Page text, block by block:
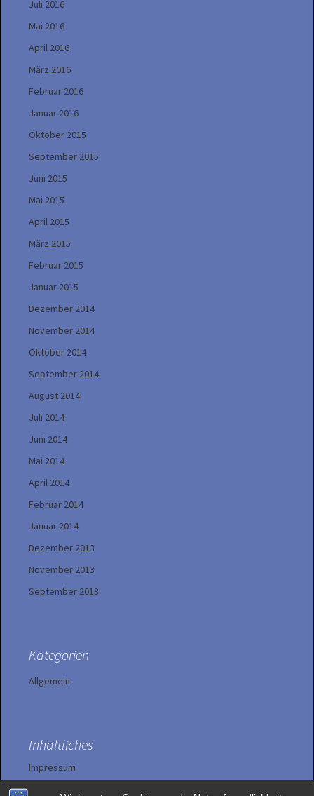
Juli 2016
Mai 2016
April 2016
März 2016
Februar 2016
Januar 2016
Oktober 2015
September 2015
Juni 2015
Mai 2015
April 2015
März 2015
Februar 2015
Januar 2015
Dezember 2014
November 2014
Oktober 2014
September 2014
August 2014
Juli 2014
Juni 2014
Mai 2014
April 2014
Februar 2014
Januar 2014
Dezember 2013
November 2013
September 2013
Kategorien
Allgemein
Inhaltliches
Impressum